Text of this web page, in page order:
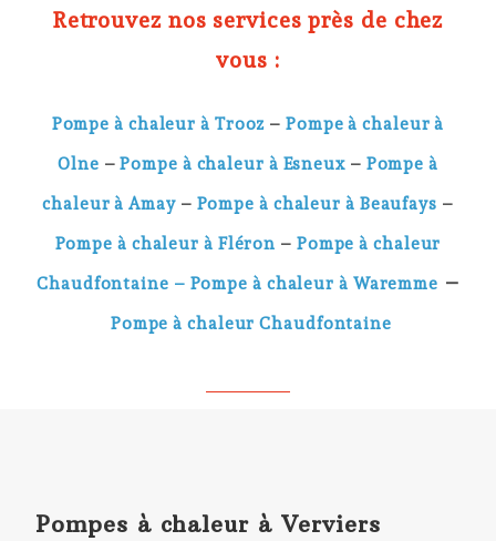
Retrouvez nos services près de chez
vous :
Pompe à chaleur à Trooz –Pompe à chaleur à
Olne –Pompe à chaleur à Esneux– Pompe à
chaleur à Amay– Pompe à chaleur à Beaufays –
Pompe à chaleur à Fléron – Pompe à chaleur
Chaudfontaine – Pompe à chaleur à Waremme –
Pompe à chaleur Chaudfontaine
Pompes à chaleur à Verviers